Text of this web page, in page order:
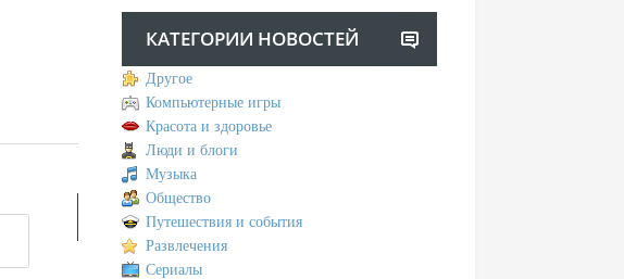
КАТЕГОРИИ НОВОСТЕЙ
Другое
Компьютерные игры
Красота и здоровье
Люди и блоги
Музыка
Общество
Путешествия и события
Развлечения
Сериалы